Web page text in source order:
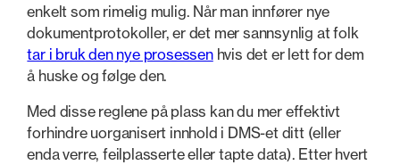
enkelt som rimelig mulig. Når man innfører nye
dokumentprotokoller, er det mer sannsynlig at folk
tar i bruk den nye prosessenhvis det er lett for dem
å huske og følge den.
Med disse reglene på plass kan du mer effektivt
forhindre uorganisert innhold i DMS-et ditt (eller
enda verre, feilplasserte eller tapte data). Etter hvert